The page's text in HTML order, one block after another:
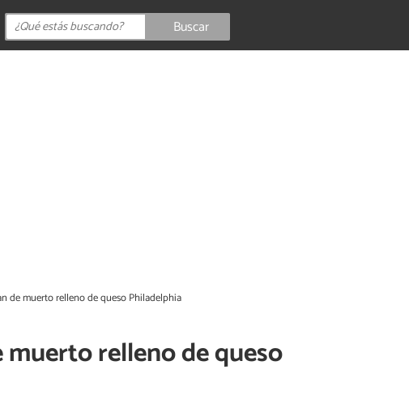
Buscar
de muerto relleno de queso Philadelphia
muerto relleno de queso